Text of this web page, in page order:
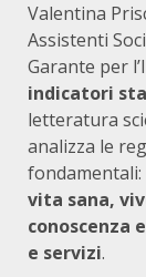
Valentina
Assistenti
Garante per
indicatori
letteratura
analizza le
fondamentali:
vita sana,
conoscenza
e servizi.